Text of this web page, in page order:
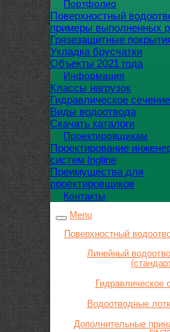
Портфолио
Поверхностный
примеры выполненных
Грязезащитные
Укладка брусчатки
Объекты 2021 года
Информация
Классы нагрузок
Гидравлическое
Виды водоотвода
Скачать каталоги
Проектировщикам
Проектирование
систем Ingline
Преимущества для
проектировщиков
Контакты
Menu
Поверхностный
Линейный
Гидравлическое
Водоотводные
Дополнительные